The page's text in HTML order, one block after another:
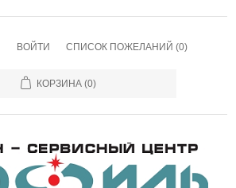
ВОЙТИ СПИСОК ПОЖЕЛАНИЙ (0)
КОРЗИНА (0)